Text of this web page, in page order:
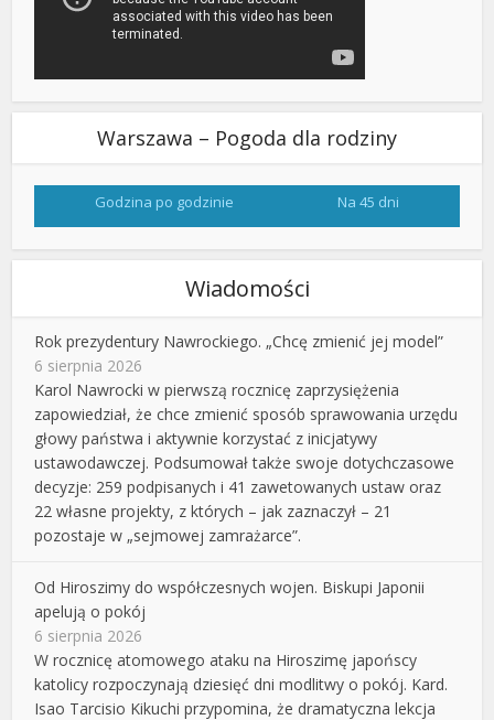
Warszawa – Pogoda dla rodziny
Godzina po godzinie Na 45 dni
Wiadomości
Rok prezydentury Nawrockiego. „Chcę zmienić jej model”
6 sierpnia 2026
Karol Nawrocki w pierwszą rocznicę zaprzysiężenia
zapowiedział, że chce zmienić sposób sprawowania urzędu
głowy państwa i aktywnie korzystać z inicjatywy
ustawodawczej. Podsumował także swoje dotychczasowe
decyzje: 259 podpisanych i 41 zawetowanych ustaw oraz
22 własne projekty, z których – jak zaznaczył – 21
pozostaje w „sejmowej zamrażarce”.
Od Hiroszimy do współczesnych wojen. Biskupi Japonii
apelują o pokój
6 sierpnia 2026
W rocznicę atomowego ataku na Hiroszimę japońscy
katolicy rozpoczynają dziesięć dni modlitwy o pokój. Kard.
Isao Tarcisio Kikuchi przypomina, że dramatyczna lekcja